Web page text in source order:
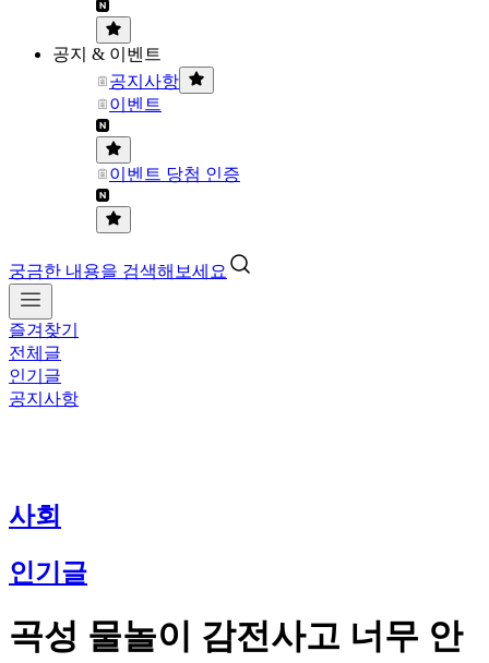
공지 & 이벤트
공지사항
이벤트
이벤트 당첨 인증
궁금한 내용을 검색해보세요
즐겨찾기
전체글
인기글
공지사항
사회
인기글
곡성 물놀이 감전사고 너무 안